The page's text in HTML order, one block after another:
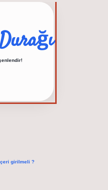
içeri girilmeli ?
elexbet güncel adresi